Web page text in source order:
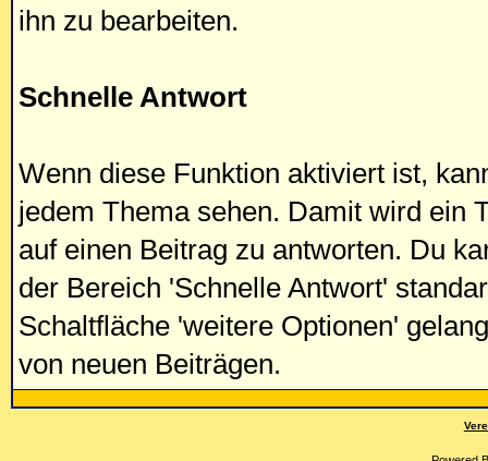
ihn zu bearbeiten.
Schnelle Antwort
Wenn diese Funktion aktiviert ist,
jedem Thema sehen. Damit wird ein
auf einen Beitrag zu antworten. Du
der Bereich 'Schnelle Antwort'
Schaltfläche 'weitere Optionen'
von neuen Beiträgen.